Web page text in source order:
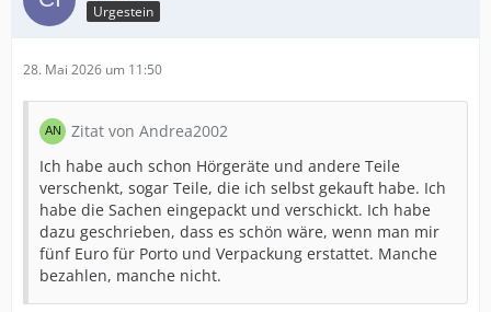
Urgestein
28. Mai 2026 um 11:50
Zitat von Andrea2002
Ich habe auch schon Hörgeräte und andere Teile
verschenkt, sogar Teile, die ich selbst gekauft habe. Ich
habe die Sachen eingepackt und verschickt. Ich habe
dazu geschrieben, dass es schön wäre, wenn man mir
fünf Euro für Porto und Verpackung erstattet. Manche
bezahlen, manche nicht.